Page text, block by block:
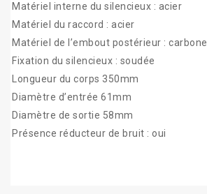
Matériel interne du silencieux : acier
Matériel du raccord : acier
Matériel de l’embout postérieur : carbone
Fixation du silencieux : soudée
Longueur du corps 350mm
Diamètre d’entrée 61mm
Diamètre de sortie 58mm
Présence réducteur de bruit : oui